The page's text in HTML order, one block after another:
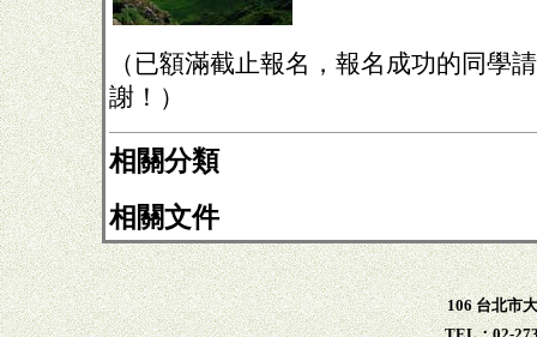
（已額滿截止報名，報名成功的同學
謝！）
相關分類
相關文件
106 台北市